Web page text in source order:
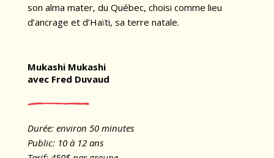
son alma mater, du Québec, choisi comme lieu
d’ancrage et d’Haïti, sa terre natale.
Mukashi Mukashi
avec Fred Duvaud
Durée: environ 50 minutes
Public: 10 à 12 ans